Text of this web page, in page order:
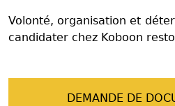
Volonté, organisation et
candidater chez Koboon
DEMANDE DE